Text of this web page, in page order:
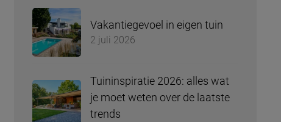
Vakantiegevoel in eigen tuin
2 juli 2026
Tuininspiratie 2026: alles wat
je moet weten over de laatste
trends